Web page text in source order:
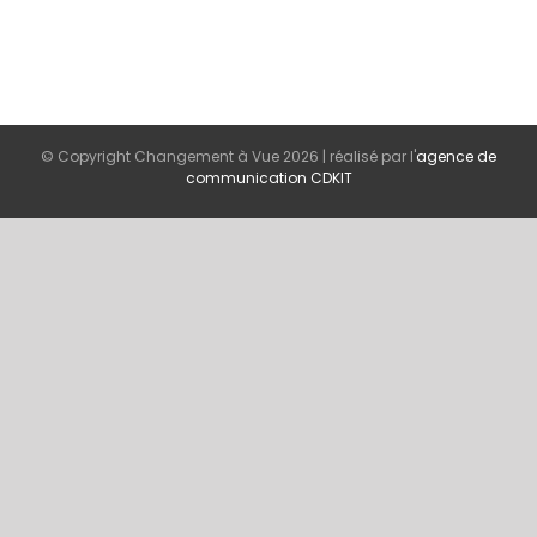
© Copyright Changement à Vue 2026 | réalisé par l'agence de
communication CDKIT